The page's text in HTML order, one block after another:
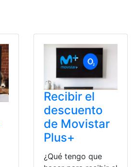
Recibir el
descuento
de Movistar
Plus+
¿Qué tengo que